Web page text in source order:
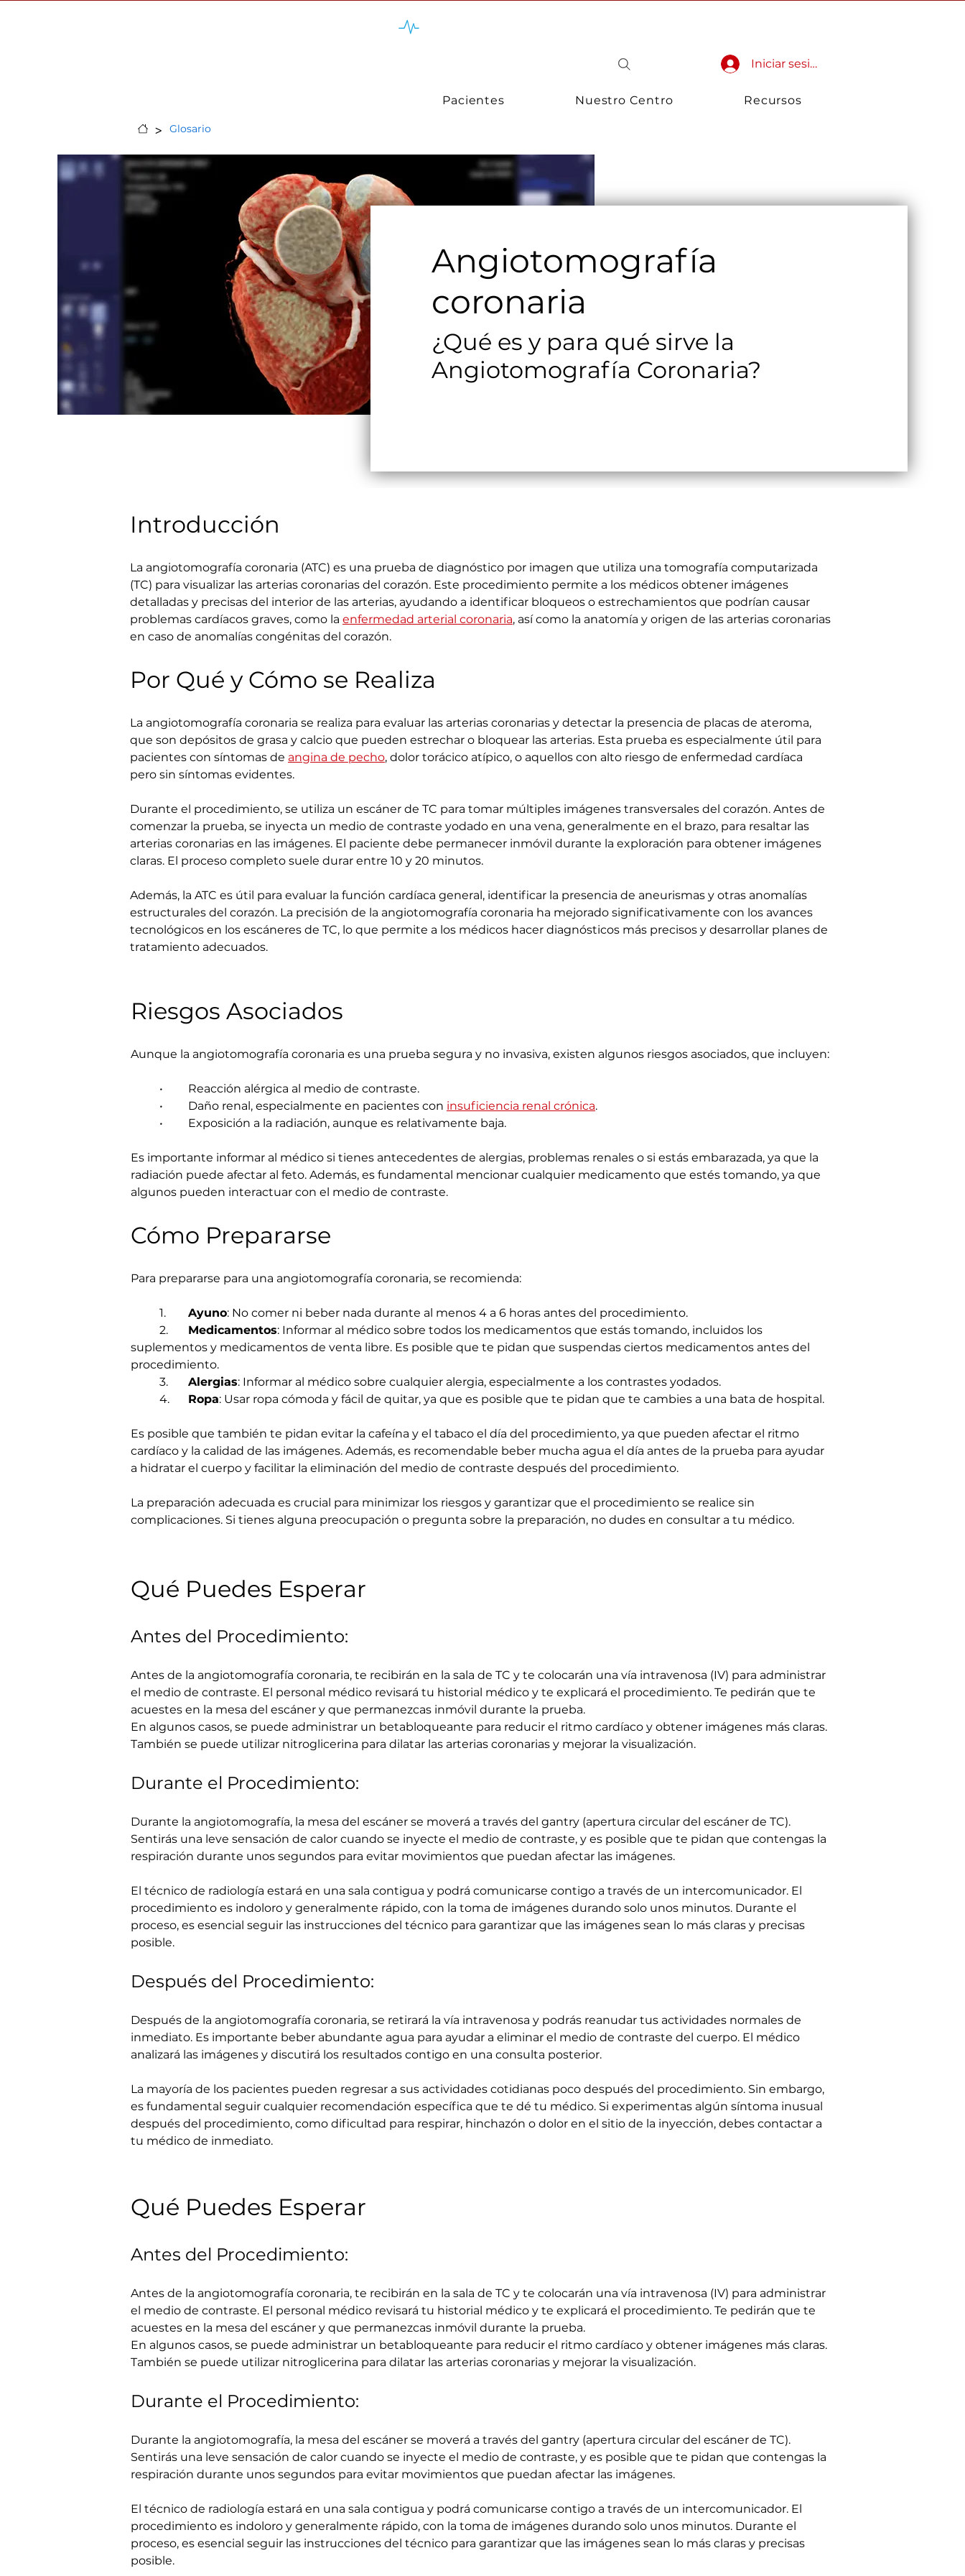
Iniciar sesión
Pacientes Nuestro Centro Recursos
> Glosario
Angiotomografía
coronaria
¿Qué es y para qué sirve la
Angiotomografía Coronaria?
Introducción
La angiotomografía coronaria (ATC) es una prueba de diagnóstico por imagen que utiliza una tomografía computarizada
(TC) para visualizar las arterias coronarias del corazón. Este procedimiento permite a los médicos obtener imágenes
detalladas y precisas del interior de las arterias, ayudando a identificar bloqueos o estrechamientos que podrían causar
problemas cardíacos graves, como la enfermedad arterial coronaria, así como la anatomía y origen de las arterias coronarias
en caso de anomalías congénitas del corazón.
Por Qué y Cómo se Realiza
La angiotomografía coronaria se realiza para evaluar las arterias coronarias y detectar la presencia de placas de ateroma,
que son depósitos de grasa y calcio que pueden estrechar o bloquear las arterias. Esta prueba es especialmente útil para
pacientes con síntomas de angina de pecho, dolor torácico atípico, o aquellos con alto riesgo de enfermedad cardíaca
pero sin síntomas evidentes.
Durante el procedimiento, se utiliza un escáner de TC para tomar múltiples imágenes transversales del corazón. Antes de
comenzar la prueba, se inyecta un medio de contraste yodado en una vena, generalmente en el brazo, para resaltar las
arterias coronarias en las imágenes. El paciente debe permanecer inmóvil durante la exploración para obtener imágenes
claras. El proceso completo suele durar entre 10 y 20 minutos.
Además, la ATC es útil para evaluar la función cardíaca general, identificar la presencia de aneurismas y otras anomalías
estructurales del corazón. La precisión de la angiotomografía coronaria ha mejorado significativamente con los avances
tecnológicos en los escáneres de TC, lo que permite a los médicos hacer diagnósticos más precisos y desarrollar planes de
tratamiento adecuados.
Riesgos Asociados
Aunque la angiotomografía coronaria es una prueba segura y no invasiva, existen algunos riesgos asociados, que incluyen:
	•	Reacción alérgica al medio de contraste.
	•	Daño renal, especialmente en pacientes con
insuficiencia renal crónica.
	•	Exposición a la radiación, aunque es relativamente baja.
Es importante informar al médico si tienes antecedentes de alergias, problemas renales o si estás embarazada, ya que la
radiación puede afectar al feto. Además, es fundamental mencionar cualquier medicamento que estés tomando, ya que
algunos pueden interactuar con el medio de contraste.
Cómo Prepararse
Para prepararse para una angiotomografía coronaria, se recomienda:
Ayuno: No comer ni beber nada durante al menos 4 a 6 horas antes del procedimiento.
Medicamentos: Informar al médico sobre todos los medicamentos que estás tomando, incluidos los
suplementos y medicamentos de venta libre. Es posible que te pidan que suspendas ciertos medicamentos antes del
procedimiento.
Alergias: Informar al médico sobre cualquier alergia, especialmente a los contrastes yodados.
Ropa: Usar ropa cómoda y fácil de quitar, ya que es posible que te pidan que te cambies a una bata de hospital.
Es posible que también te pidan evitar la cafeína y el tabaco el día del procedimiento, ya que pueden afectar el ritmo
cardíaco y la calidad de las imágenes. Además, es recomendable beber mucha agua el día antes de la prueba para ayudar
a hidratar el cuerpo y facilitar la eliminación del medio de contraste después del procedimiento.
La preparación adecuada es crucial para minimizar los riesgos y garantizar que el procedimiento se realice sin
complicaciones. Si tienes alguna preocupación o pregunta sobre la preparación, no dudes en consultar a tu médico.
Qué Puedes Esperar
Antes del Procedimiento:
Antes de la angiotomografía coronaria, te recibirán en la sala de TC y te colocarán una vía intravenosa (IV) para administrar
el medio de contraste. El personal médico revisará tu historial médico y te explicará el procedimiento. Te pedirán que te
acuestes en la mesa del escáner y que permanezcas inmóvil durante la prueba.
En algunos casos, se puede administrar un betabloqueante para reducir el ritmo cardíaco y obtener imágenes más claras.
También se puede utilizar nitroglicerina para dilatar las arterias coronarias y mejorar la visualización.
Durante el Procedimiento:
Durante la angiotomografía, la mesa del escáner se moverá a través del gantry (apertura circular del escáner de TC).
Sentirás una leve sensación de calor cuando se inyecte el medio de contraste, y es posible que te pidan que contengas la
respiración durante unos segundos para evitar movimientos que puedan afectar las imágenes.
El técnico de radiología estará en una sala contigua y podrá comunicarse contigo a través de un intercomunicador. El
procedimiento es indoloro y generalmente rápido, con la toma de imágenes durando solo unos minutos. Durante el
proceso, es esencial seguir las instrucciones del técnico para garantizar que las imágenes sean lo más claras y precisas
posible.
Después del Procedimiento:
Después de la angiotomografía coronaria, se retirará la vía intravenosa y podrás reanudar tus actividades normales de
inmediato. Es importante beber abundante agua para ayudar a eliminar el medio de contraste del cuerpo. El médico
analizará las imágenes y discutirá los resultados contigo en una consulta posterior.
La mayoría de los pacientes pueden regresar a sus actividades cotidianas poco después del procedimiento. Sin embargo,
es fundamental seguir cualquier recomendación específica que te dé tu médico. Si experimentas algún síntoma inusual
después del procedimiento, como dificultad para respirar, hinchazón o dolor en el sitio de la inyección, debes contactar a
tu médico de inmediato.
Qué Puedes Esperar
Antes del Procedimiento:
Antes de la angiotomografía coronaria, te recibirán en la sala de TC y te colocarán una vía intravenosa (IV) para administrar
el medio de contraste. El personal médico revisará tu historial médico y te explicará el procedimiento. Te pedirán que te
acuestes en la mesa del escáner y que permanezcas inmóvil durante la prueba.
En algunos casos, se puede administrar un betabloqueante para reducir el ritmo cardíaco y obtener imágenes más claras.
También se puede utilizar nitroglicerina para dilatar las arterias coronarias y mejorar la visualización.
Durante el Procedimiento:
Durante la angiotomografía, la mesa del escáner se moverá a través del gantry (apertura circular del escáner de TC).
Sentirás una leve sensación de calor cuando se inyecte el medio de contraste, y es posible que te pidan que contengas la
respiración durante unos segundos para evitar movimientos que puedan afectar las imágenes.
El técnico de radiología estará en una sala contigua y podrá comunicarse contigo a través de un intercomunicador. El
procedimiento es indoloro y generalmente rápido, con la toma de imágenes durando solo unos minutos. Durante el
proceso, es esencial seguir las instrucciones del técnico para garantizar que las imágenes sean lo más claras y precisas
posible.